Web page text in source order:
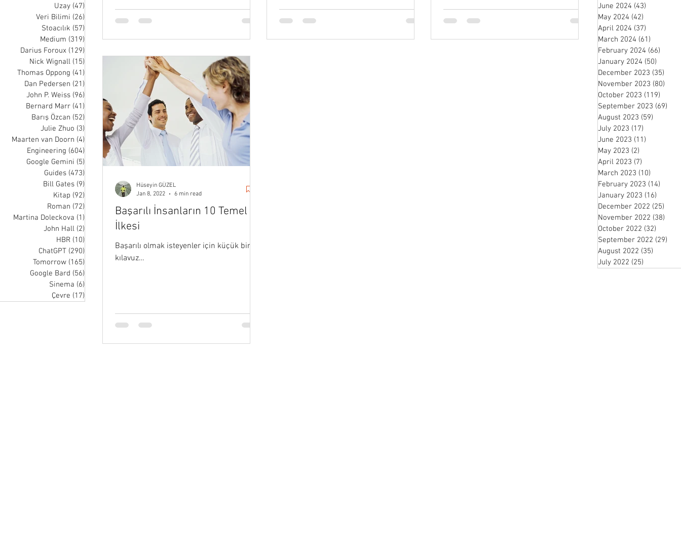
Uzay (47)
Veri Bilimi (26)
Stoacılık (57)
Medium (319) 319 posts
Darius Foroux (129)
Nick Wignall (15)
Thomas Oppong (41)
Dan Pedersen (21)
John P. Weiss (96)
Bernard Marr (41) 41 posts
Barış Özcan (52) 52 posts
Julie Zhuo (3) 3 posts
Maarten van Doorn (4) 4 posts
Engineering (604) 604 posts
Google Gemini (5)
Guides (473)
Bill Gates (9)
Kitap (92)
Roman (72)
Martina Doleckova (1)
John Hall (2)
HBR (10)
ChatGPT (290) 290 posts
Tomorrow (165) 165 posts
Google Bard (56)
Sinema (6)
Çevre (17)
Başarılı İnsanların 10 Temel
İlkesi
Başarılı olmak isteyenler için küçük bir
kılavuz…
Hüseyin GÜZEL
Jan 8, 2022
6 min read
June 2024 (43)
May 2024 (42)
April 2024 (37)
March 2024 (61)
February 2024 (66)
January 2024 (50)
December 2023 (35)
November 2023 (80)
October 2023 (119)
September 2023 (69)
August 2023 (59)
July 2023 (17)
June 2023 (11)
May 2023 (2)
April 2023 (7)
March 2023 (10)
February 2023 (14)
January 2023 (16)
December 2022 (25)
November 2022 (38)
October 2022 (32)
September 2022 (29)
August 2022 (35)
July 2022 (25)